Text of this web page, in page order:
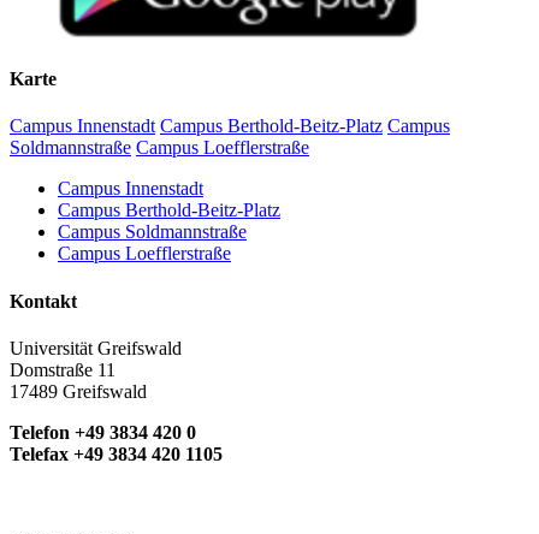
Karte
Campus Innenstadt Campus Berthold-Beitz-Platz Campus
Soldmannstraße Campus Loefflerstraße
Campus Innenstadt
Campus Berthold-Beitz-Platz
Campus Soldmannstraße
Campus Loefflerstraße
Kontakt
Universität Greifswald
Domstraße 11
17489 Greifswald
Telefon +49 3834 420 0
Telefax +49 3834 420 1105